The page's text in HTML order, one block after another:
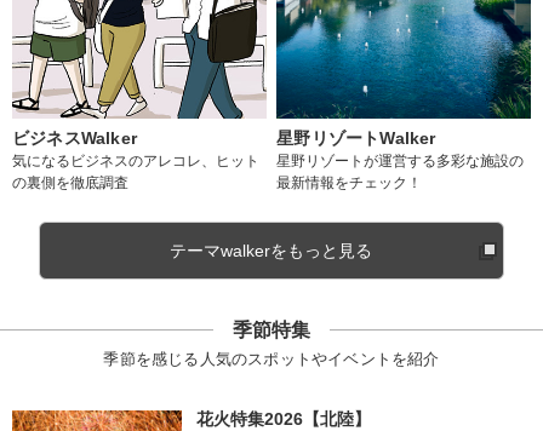
ビジネスWalker
気になるビジネスのアレコレ、ヒット
の裏側を徹底調査
星野リゾートWalker
星野リゾートが運営する多彩な施設の
最新情報をチェック！
テーマwalkerをもっと見る
季節特集
季節を感じる人気のスポットやイベントを紹介
花火特集2026【北陸】